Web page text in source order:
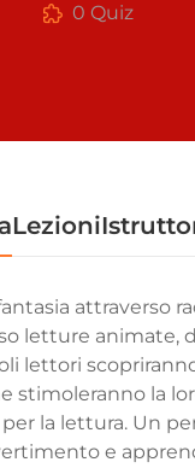
0 Quiz
Lezioni
attraverso
letture animate,
lettori
stimoleranno la
la lettura. Un
e